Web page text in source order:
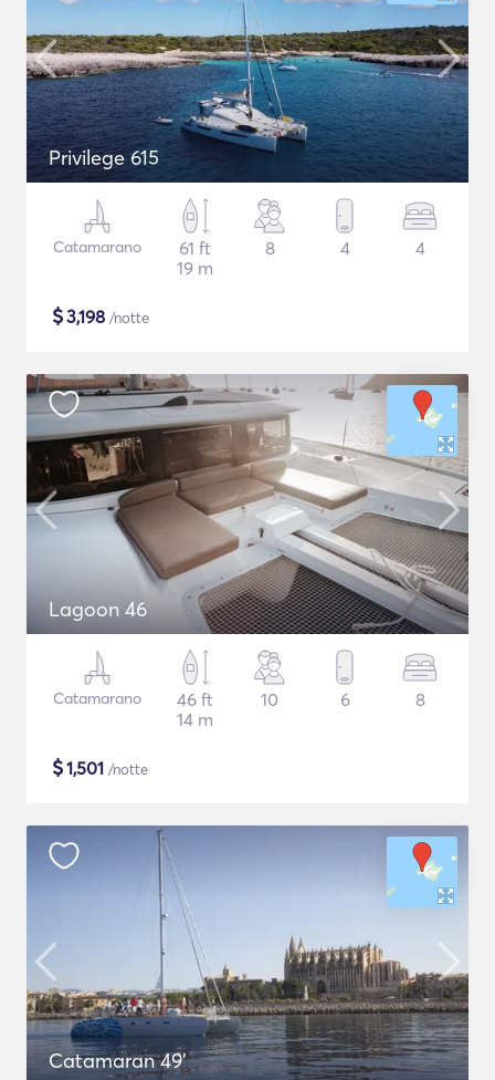
Privilege 615
Catamarano
61 ft
19 m
8 4 4
$3,198 /notte
Lagoon 46
Catamarano
46 ft
14 m
10 6 8
$1,501 /notte
Catamaran 49'